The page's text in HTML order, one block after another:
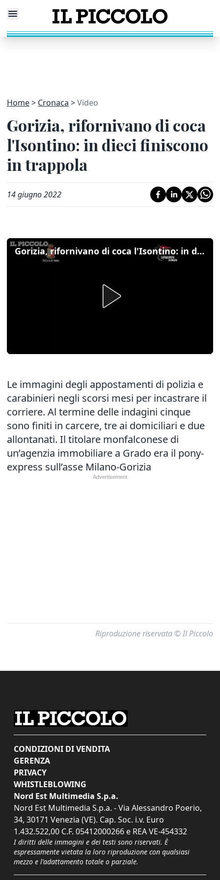
Home Cronaca Video
Gorizia, rifornivano di coca
l'Isontino: in dieci finiscono
in trappola
14 giugno 2022
Gorizia, rifornivano di coca l'Isontino: in dieci finiscono in trappola
Le immagini degli appostamenti di polizia e
carabinieri negli scorsi mesi per incastrare il
corriere. Al termine delle indagini cinque
sono finiti in carcere, tre ai domiciliari e due
allontanati. Il titolare monfalconese di
un’agenzia immobiliare a Grado era il pony-
express sull’asse Milano-Gorizia
Riproduzione riservata © Il Piccolo
CONDIZIONI DI VENDITA
GERENZA
PRIVACY
WHISTLEBLOWING
Nord Est Multimedia S.p.a.
Nord Est Multimedia S.p.a. - Via Alessandro Poerio,
34, 30171 Venezia (VE). Cap. Soc. i.v. Euro
1.432.522,00 C.F. 05412000266 e REA VE-454332
I diritti delle immagini e dei testi sono riservati. È
espressamente vietata la loro riproduzione con qualsiasi
mezzo e l'adattamento totale o parziale.